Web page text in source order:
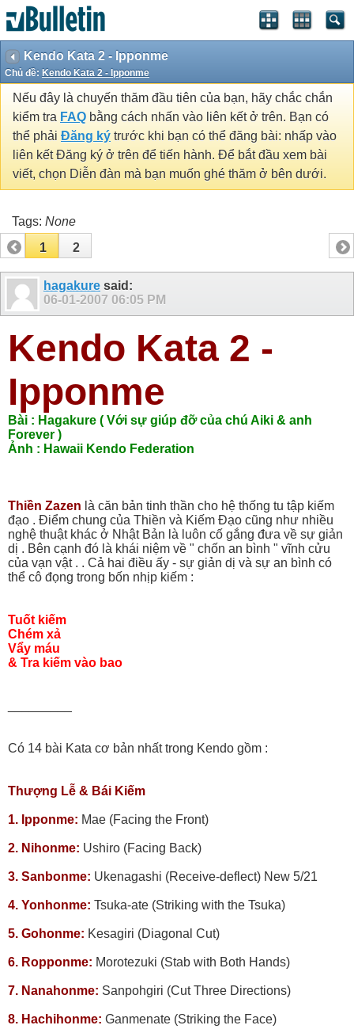
Kendo Kata 2 - Ipponme
Chủ đề: Kendo Kata 2 - Ipponme
Nếu đây là chuyến thăm đầu tiên của bạn, hãy chắc chắn
kiểm tra FAQ bằng cách nhấn vào liên kết ở trên. Bạn có
thể phải Đăng ký trước khi bạn có thể đăng bài: nhấp vào
liên kết Đăng ký ở trên để tiến hành. Để bắt đầu xem bài
viết, chọn Diễn đàn mà bạn muốn ghé thăm ở bên dưới.
Tags: None
1
2
hagakure said:
06-01-2007 06:05 PM
Kendo Kata 2 -
Ipponme
Bài : Hagakure ( Với sự giúp đỡ của chú Aiki & anh
Forever )
Ảnh : Hawaii Kendo Federation
Thiền Zazen là căn bản tinh thần cho hệ thống tu tập kiếm
đạo . Điểm chung của Thiền và Kiếm Đạo cũng như nhiều
nghệ thuật khác ở Nhật Bản là luôn cố gắng đưa về sự giản
dị . Bên cạnh đó là khái niệm về " chốn an bình " vĩnh cửu
của vạn vật . . Cả hai điều ấy - sự giản dị và sự an bình có
thể cô đọng trong bốn nhịp kiếm :
Tuốt kiếm
Chém xả
Vẩy máu
& Tra kiếm vào bao
Có 14 bài Kata cơ bản nhất trong Kendo gồm :
Thượng Lễ & Bái Kiếm
1. Ipponme: Mae (Facing the Front)
2. Nihonme: Ushiro (Facing Back)
3. Sanbonme: Ukenagashi (Receive-deflect) New 5/21
4. Yonhonme: Tsuka-ate (Striking with the Tsuka)
5. Gohonme: Kesagiri (Diagonal Cut)
6. Ropponme: Morotezuki (Stab with Both Hands)
7. Nanahonme: Sanpohgiri (Cut Three Directions)
8. Hachihonme: Ganmenate (Striking the Face)